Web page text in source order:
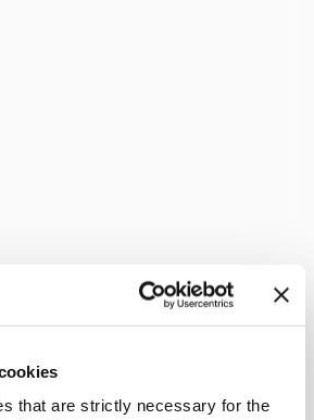
that are strictly necessary for the